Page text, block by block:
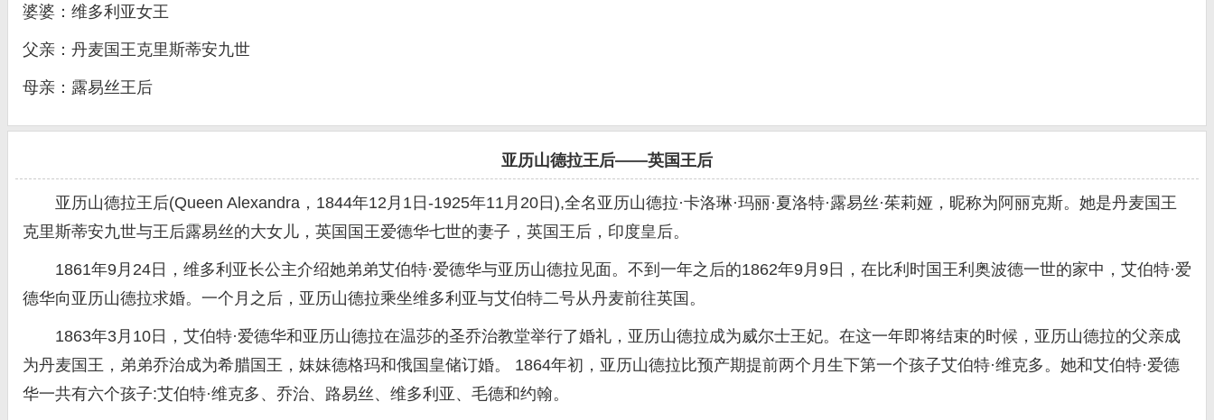
婆婆：维多利亚女王
父亲：丹麦国王克里斯蒂安九世
母亲：露易丝王后
亚历山德拉王后——英国王后
亚历山德拉王后(Queen Alexandra，1844年12月1日-1925年11月20日),全名亚历山德拉·卡洛琳·玛丽·夏洛特·露易丝·茱莉娅，昵称为阿丽克斯。她是丹麦国王
克里斯蒂安九世与王后露易丝的大女儿，英国国王爱德华七世的妻子，英国王后，印度皇后。
1861年9月24日，维多利亚长公主介绍她弟弟艾伯特·爱德华与亚历山德拉见面。不到一年之后的1862年9月9日，在比利时国王利奥波德一世的家中，艾伯特·爱
德华向亚历山德拉求婚。一个月之后，亚历山德拉乘坐维多利亚与艾伯特二号从丹麦前往英国。
1863年3月10日，艾伯特·爱德华和亚历山德拉在温莎的圣乔治教堂举行了婚礼，亚历山德拉成为威尔士王妃。在这一年即将结束的时候，亚历山德拉的父亲成
为丹麦国王，弟弟乔治成为希腊国王，妹妹德格玛和俄国皇储订婚。 1864年初，亚历山德拉比预产期提前两个月生下第一个孩子艾伯特·维克多。她和艾伯特·爱德
华一共有六个孩子:艾伯特·维克多、乔治、路易丝、维多利亚、毛德和约翰。